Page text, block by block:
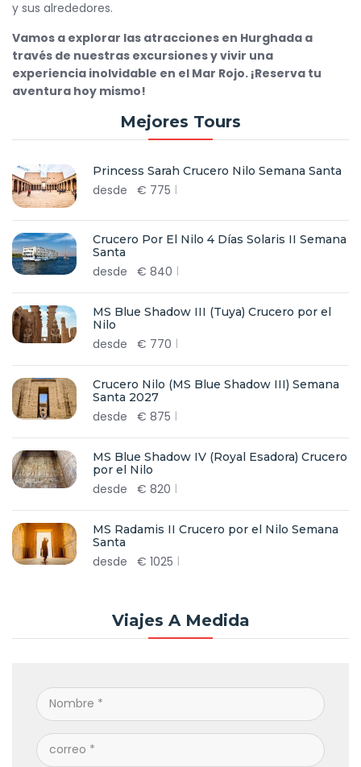
y sus alrededores.
Vamos a explorar las atracciones en Hurghada a
través de nuestras excursiones y vivir una
experiencia inolvidable en el Mar Rojo. ¡Reserva tu
aventura hoy mismo!
Mejores Tours
Princess Sarah Crucero Nilo Semana Santa
desde € 775
Crucero Por El Nilo 4 Días Solaris II Semana
Santa
desde € 840
MS Blue Shadow III (Tuya) Crucero por el
Nilo
desde € 770
Crucero Nilo (MS Blue Shadow III) Semana
Santa 2027
desde € 875
MS Blue Shadow IV (Royal Esadora) Crucero
por el Nilo
desde € 820
MS Radamis II Crucero por el Nilo Semana
Santa
desde € 1025
Viajes A Medida